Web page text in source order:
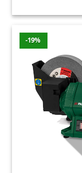
-19%